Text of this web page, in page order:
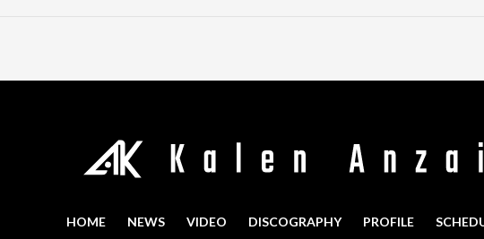
HOME NEWS VIDEO DISCOGRAPHY PROFILE